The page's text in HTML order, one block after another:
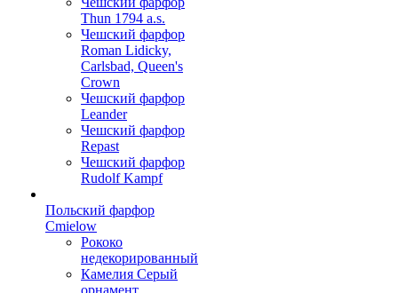
Thun 1794 a.s.
Чешский фарфор
Roman Lidicky,
Carlsbad, Queen's
Crown
Чешский фарфор
Leander
Чешский фарфор
Repast
Чешский фарфор
Rudolf Kampf
Польский фарфор
Сmielow
Рококо
недекорированный
Камелия Серый
орнамент